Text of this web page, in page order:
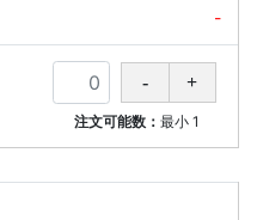
-
注文可能数：最小 1